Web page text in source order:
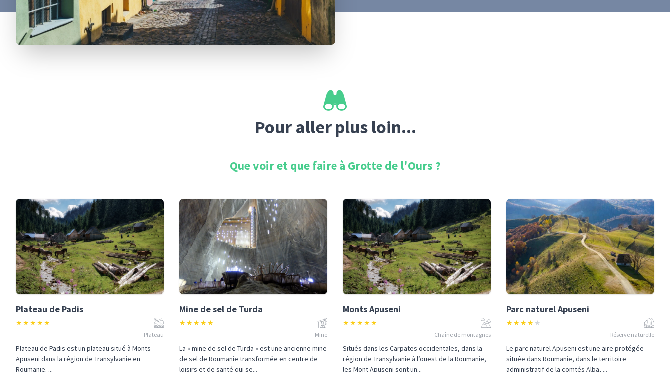
Pour aller plus loin...
Que voir et que faire à Grotte de l'Ours ?
Plateau de Padis
★★★★★
Plateau
Plateau de Padis est un plateau situé à Monts
Apuseni dans la région de Transylvanie en
Roumanie. ...
Mine de sel de Turda
★★★★★
Mine
La « mine de sel de Turda » est une ancienne mine
de sel de Roumanie transformée en centre de
loisirs et de santé qui se...
Monts Apuseni
★★★★★
Chaîne de montagnes
Situés dans les Carpates occidentales, dans la
région de Transylvanie à l’ouest de la Roumanie,
les Mont Apuseni sont un...
Parc naturel Apuseni
★★★★ ★
Réserve naturelle
Le parc naturel Apuseni est une aire protégée
située dans Roumanie, dans le territoire
administratif de la comtés Alba, ...